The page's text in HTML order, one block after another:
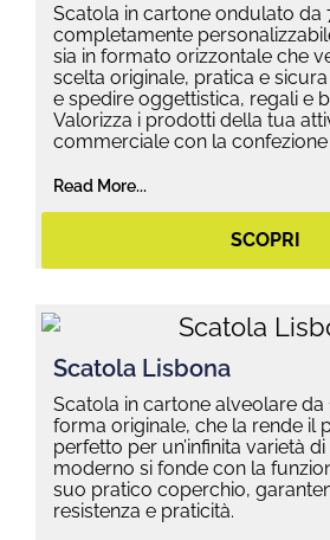
Scatola in cartone ondulato da
completamente
sia in formato orizzontale che
scelta originale, pratica e
e spedire oggettistica, regali e
Valorizza i prodotti della tua
commerciale con la confezione
Read More...
SCOPRI
Scatola Lisbona
Scatola in cartone alveolare da
forma originale, che la rende il
perfetto per un’infinita varietà
moderno si fonde con la
suo pratico coperchio,
resistenza e praticità.